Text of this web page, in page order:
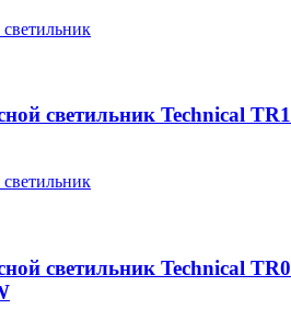
светильник Technical
светильник Technical